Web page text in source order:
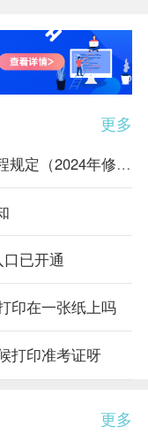
更多
北京市高等教育自学考试免考课程规定（2024年修订）
已开通
印在一张纸上吗
打印准考证呀
更多